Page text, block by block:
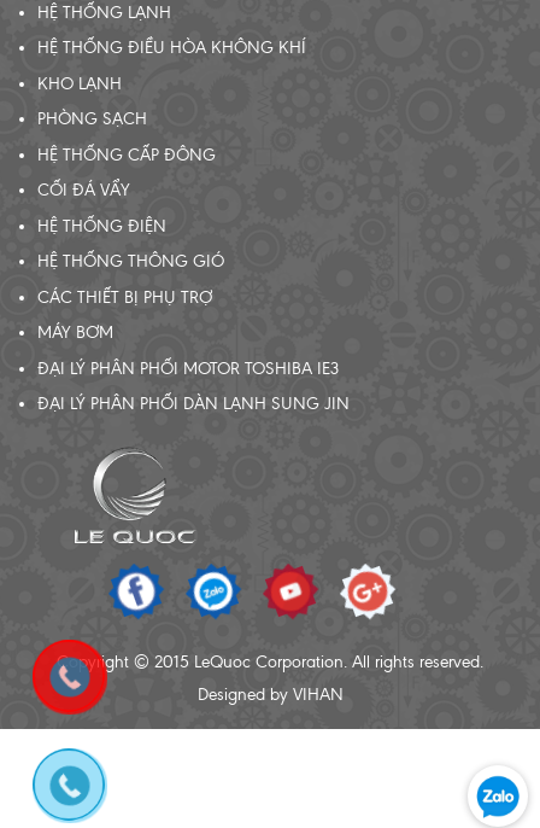
HỆ THỐNG LẠNH
HỆ THỐNG ĐIỀU HÒA KHÔNG KHÍ
KHO LẠNH
PHÒNG SẠCH
HỆ THỐNG CẤP ĐÔNG
CỐI ĐÁ VẨY
HỆ THỐNG ĐIỆN
HỆ THỐNG THÔNG GIÓ
CÁC THIẾT BỊ PHỤ TRỢ
MÁY BƠM
ĐẠI LÝ PHÂN PHỐI MOTOR TOSHIBA IE3
ĐẠI LÝ PHÂN PHỐI DÀN LẠNH SUNG JIN
Copyright © 2015 LeQuoc Corporation. All rights reserved.
Designed by VIHAN